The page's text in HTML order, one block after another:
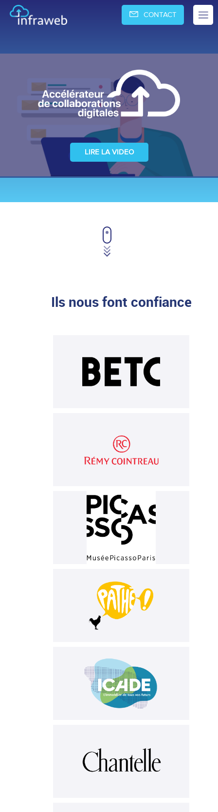
CONTACT
LIRE LA VIDEO
Ils nous font confiance